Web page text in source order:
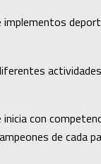
con
de cada